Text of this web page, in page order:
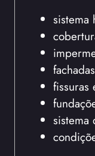
sistema
fissuras
sistema